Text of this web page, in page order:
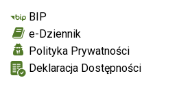
BIP
e-Dziennik
Polityka Prywatności
Deklaracja Dostępności